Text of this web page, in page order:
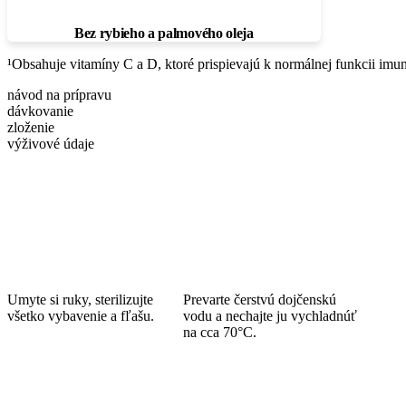
Bez rybieho a palmového oleja
¹Obsahuje vitamíny C a D, ktoré prispievajú k normálnej funkcii
návod na prípravu
dávkovanie
zloženie
výživové údaje
Umyte si ruky, sterilizujte
všetko vybavenie a fľašu.
Prevarte čerstvú dojčenskú
vodu a nechajte ju vychladnúť
na cca 70°C.